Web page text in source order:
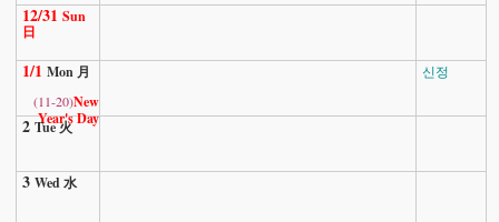
12/31 Sun
日
1/1 Mon 月
(11-20)New
Year's Day
신정
2 Tue 火
3 Wed 水
CALENDAR
HISTORY